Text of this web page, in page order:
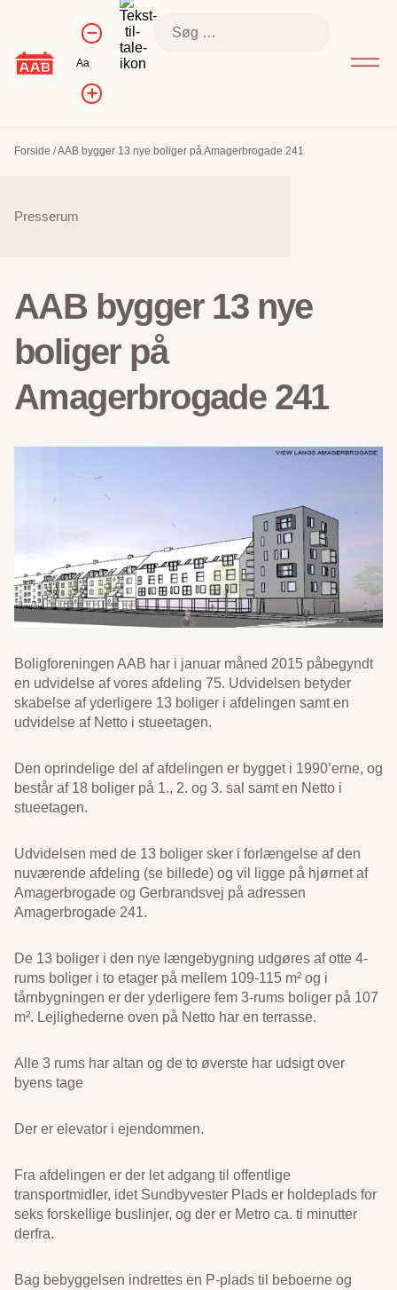
Kontrol af
skriftstørrelse
Formindsk
skriftstørrelse
Aa
Forøg
skriftstørrelsen
Søg
efter:
Forside /AAB bygger 13 nye boliger på Amagerbrogade 241
Sidenavigation
Presserum
AAB bygger 13 nye
boliger på
Amagerbrogade 241
Boligforeningen AAB har i januar måned 2015 påbegyndt
en udvidelse af vores afdeling 75. Udvidelsen betyder
skabelse af yderligere 13 boliger i afdelingen samt en
udvidelse af Netto i stueetagen.
Den oprindelige del af afdelingen er bygget i 1990’erne, og
består af 18 boliger på 1., 2. og 3. sal samt en Netto i
stueetagen.
Udvidelsen med de 13 boliger sker i forlængelse af den
nuværende afdeling (se billede) og vil ligge på hjørnet af
Amagerbrogade og Gerbrandsvej på adressen
Amagerbrogade 241.
De 13 boliger i den nye længebygning udgøres af otte 4-
rums boliger i to etager på mellem 109-115 m² og i
tårnbygningen er der yderligere fem 3-rums boliger på 107
m². Lejlighederne oven på Netto har en terrasse.
Alle 3 rums har altan og de to øverste har udsigt over
byens tage
Der er elevator i ejendommen.
Fra afdelingen er der let adgang til offentlige
transportmidler, idet Sundbyvester Plads er holdeplads for
seks forskellige buslinjer, og der er Metro ca. ti minutter
derfra.
Bag bebyggelsen indrettes en P-plads til beboerne og